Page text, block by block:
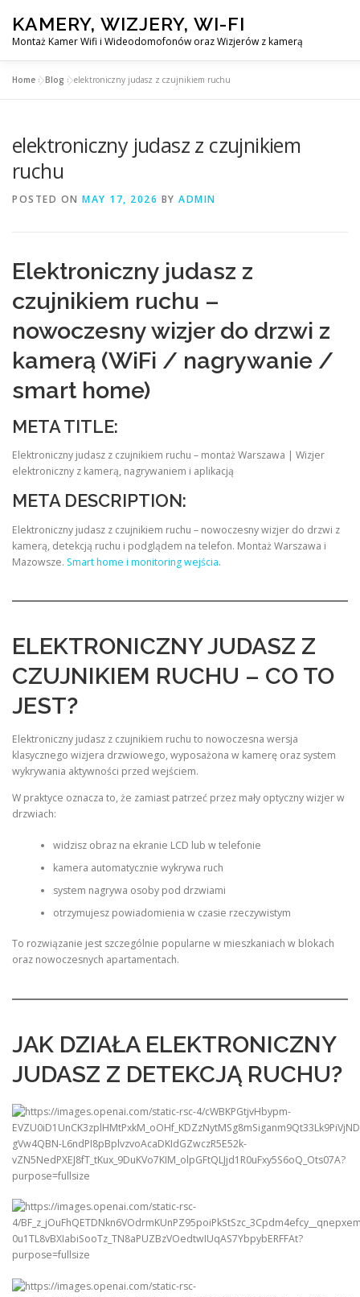
content
KAMERY, WIZJERY, WI-FI
Montaż Kamer Wifi i Wideodomofonów oraz Wizjerów z kamerą
Home »Blog »elektroniczny judasz z czujnikiem ruchu
elektroniczny judasz z czujnikiem
ruchu
POSTED ON MAY 17, 2026 BY ADMIN
Elektroniczny judasz z
czujnikiem ruchu –
nowoczesny wizjer do drzwi z
kamerą (WiFi / nagrywanie /
smart home)
META TITLE:
Elektroniczny judasz z czujnikiem ruchu – montaż Warszawa | Wizjer
elektroniczny z kamerą, nagrywaniem i aplikacją
META DESCRIPTION:
Elektroniczny judasz z czujnikiem ruchu – nowoczesny wizjer do drzwi z
kamerą, detekcją ruchu i podglądem na telefon. Montaż Warszawa i
Mazowsze. Smart home i monitoring wejścia.
ELEKTRONICZNY JUDASZ Z
CZUJNIKIEM RUCHU – CO TO
JEST?
Elektroniczny judasz z czujnikiem ruchu to nowoczesna wersja
klasycznego wizjera drzwiowego, wyposażona w kamerę oraz system
wykrywania aktywności przed wejściem.
W praktyce oznacza to, że zamiast patrzeć przez mały optyczny wizjer w
drzwiach:
widzisz obraz na ekranie LCD lub w telefonie
kamera automatycznie wykrywa ruch
system nagrywa osoby pod drzwiami
otrzymujesz powiadomienia w czasie rzeczywistym
To rozwiązanie jest szczególnie popularne w mieszkaniach w blokach
oraz nowoczesnych apartamentach.
JAK DZIAŁA ELEKTRONICZNY
JUDASZ Z DETEKCJĄ RUCHU?